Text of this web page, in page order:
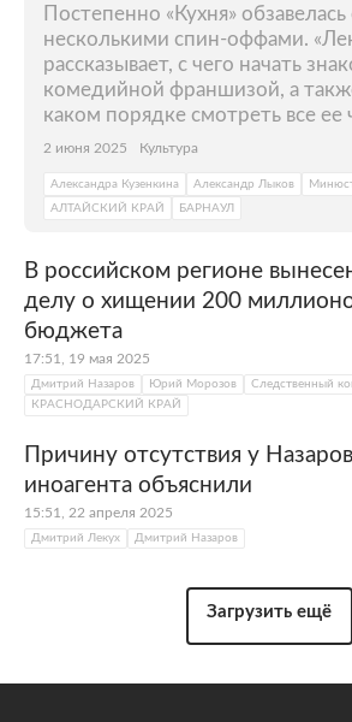
Постепенно «Кухня»
несколькими спин-оффами.
рассказывает, с чего начать
комедийной франшизой, а
каком порядке смотреть все ее
2 июня 2025 Культура
Александра Кузенкина Александр Лыков
АЛТАЙСКИЙ КРАЙ
БАРНАУЛ
В российском регионе
делу о хищении 200
бюджета
17:51, 19 мая 2025
Дмитрий Назаров Юрий Морозов Следственный
КРАСНОДАРСКИЙ КРАЙ
Причину отсутствия у
иноагента объяснили
15:51, 22 апреля 2025
Дмитрий Лекух Дмитрий Назаров
Загрузить ещё